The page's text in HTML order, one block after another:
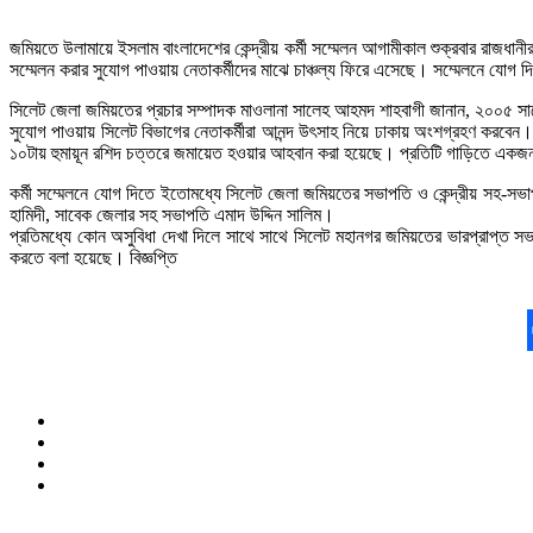
জমিয়তে উলামায়ে ইসলাম বাংলাদেশের কেন্দ্রীয় কর্মী সম্মেলন আগামীকাল শুক্রবার
সম্মেলন করার সুযোগ পাওয়ায় নেতাকর্মীদের মাঝে চাঞ্চল্য ফিরে এসেছে। সম্মেলনে যোগ
সিলেট জেলা জমিয়তের প্রচার সম্পাদক মাওলানা সালেহ আহমদ শাহবাগী জানান, ২০০৫
সুযোগ পাওয়ায় সিলেট বিভাগের নেতাকর্মীরা আনন্দ উৎসাহ নিয়ে ঢাকায় অংশগ্রহণ
১০টায় হুমায়ূন রশিদ চত্তরে জমায়েত হওয়ার আহবান করা হয়েছে। প্রতিটি গাড়িতে
কর্মী সম্মেলনে যোগ দিতে ইতোমধ্যে সিলেট জেলা জমিয়তের সভাপতি ও কেন্দ্রীয় সহ-
হামিদী, সাবেক জেলার সহ সভাপতি এমাদ উদ্দিন সালিম।
প্রতিমধ্যে কোন অসুবিধা দেখা দিলে সাথে সাথে সিলেট মহানগর জমিয়তের ভারপ্রাপ্ত
করতে বলা হয়েছে। বিজ্ঞপ্তি